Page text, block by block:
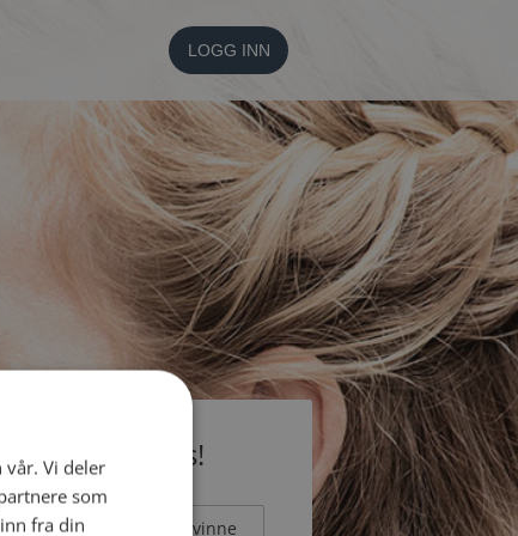
LOGG INN
gratis!
Mann Kvinne
Vi deler
som
fra din